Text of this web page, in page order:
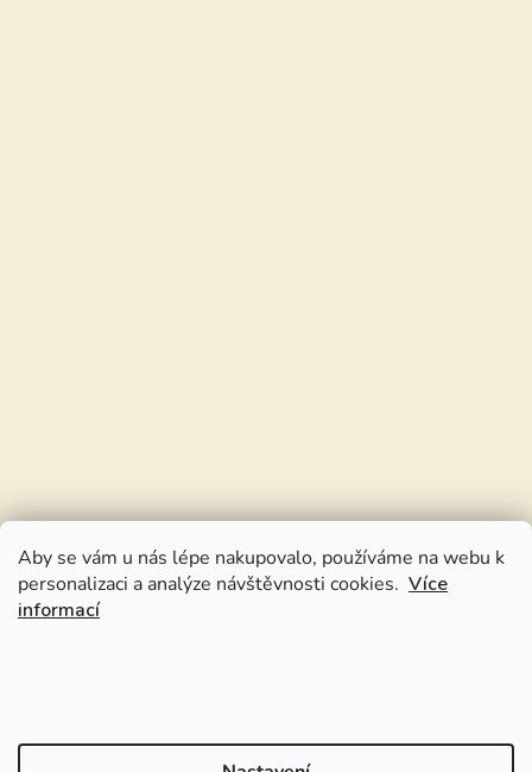
Aby se vám u nás lépe nakupovalo, používáme na webu k
personalizaci a analýze návštěvnosti cookies. Více
informací